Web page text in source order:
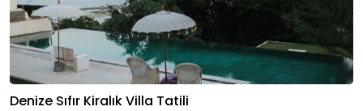
Denize Sıfır Kiralık Villa Tatili